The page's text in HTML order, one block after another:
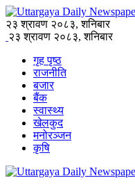
२३ श्रावण २०८३, शनिबार
२३ श्रावण २०८३, शनिबार
गृह पृष्ठ
राजनीति
बजार
बैंक
स्वास्थ्य
खेलकुद
मनोरञ्जन
कृषि